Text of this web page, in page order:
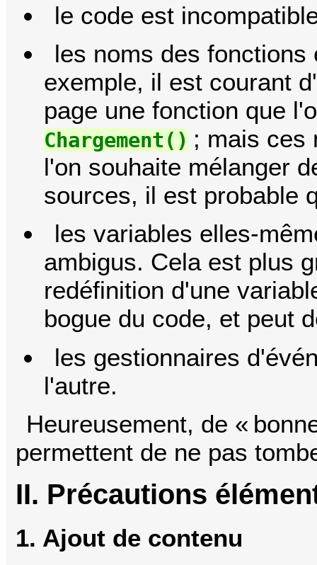
le code est
les noms des
exemple, il est courant
page une fonction que
Chargement() ; mais ces
l'on souhaite mélanger
sources, il est probable
les variables elles-
ambigus. Cela est plus
redéfinition d'une
bogue du code, et peut
les gestionnaires
l'autre.
Heureusement, de «
permettent de ne pas
II. Précautions
1. Ajout de contenu